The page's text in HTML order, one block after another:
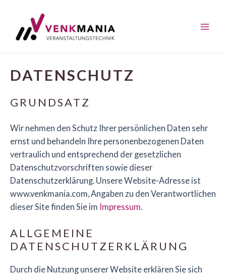
springen
DATENSCHUTZ
GRUNDSATZ
Wir nehmen den Schutz Ihrer persönlichen Daten sehr
ernst und behandeln Ihre personenbezogenen Daten
vertraulich und entsprechend der gesetzlichen
Datenschutzvorschriften sowie dieser
Datenschutzerklärung. Unsere Website-Adresse ist
www.venkmania.com, Angaben zu den Verantwortlichen
dieser Site finden Sie im Impressum.
ALLGEMEINE
DATENSCHUTZERKLÄRUNG
Durch die Nutzung unserer Website erklären Sie sich